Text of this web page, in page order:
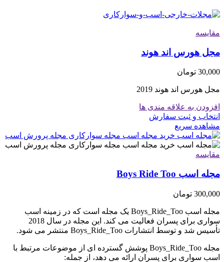
مقایسه
مجل هورس اند هوند
30,000 تومان
مجل هورس اند هوند 2019
افزودن به علاقه مندی ها
انتخاب و ثبت سفارش
مشاهده سریع
مقایسه
مجله اسب Boys Ride Too
300,000 تومان
مجله اسب Boys_Ride_Too یک مجله است که در زمینه اسب
سواری برای پسران فعالیت می کند. این مجله در سال 2018
تأسیس شد و توسط انتشارات Boys_Ride_Too منتشر می شود.
مجله Boys_Ride_Too پوشش گسترده ای از موضوعات مرتبط با
اسب سواری برای پسران ارائه می دهد، از جمله: